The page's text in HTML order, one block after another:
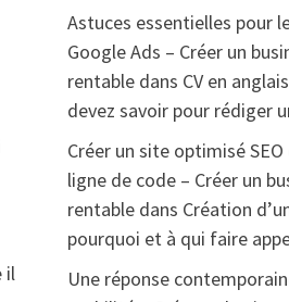
il
Astuces essentielles pour
Google Ads – Créer un
rentabledans CV en
devez savoir pour rédiger
Créer un site optimisé
ligne de code – Créer un
rentabledans Création
pourquoi et à qui faire
Une réponse